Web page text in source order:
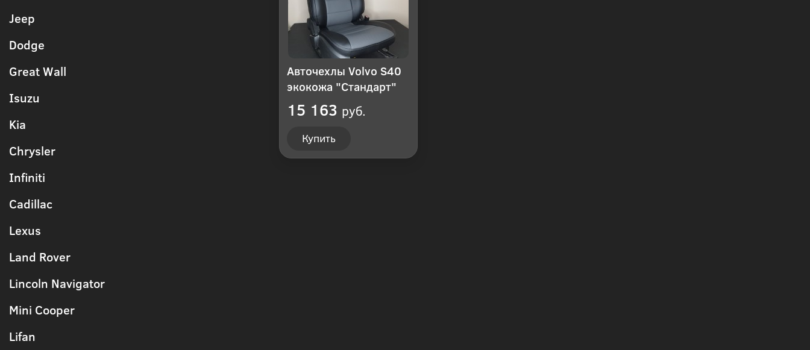
Jeep
Dodge
Great Wall
Isuzu
Kia
Chrysler
Infiniti
Cadillac
Lexus
Land Rover
Lincoln Navigator
Mini Cooper
Lifan
Авточехлы Volvo S40
экокожа "Стандарт"
15 163 руб.
Купить